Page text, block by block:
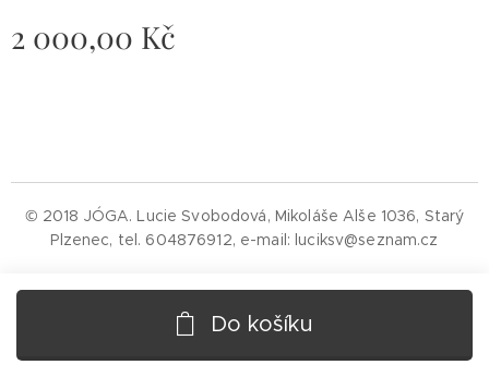
2 000,00 Kč
Do košíku
© 2018 JÓGA. Lucie Svobodová, Mikoláše Alše 1036, Starý
Plzenec, tel. 604876912, e-mail: luciksv@seznam.cz